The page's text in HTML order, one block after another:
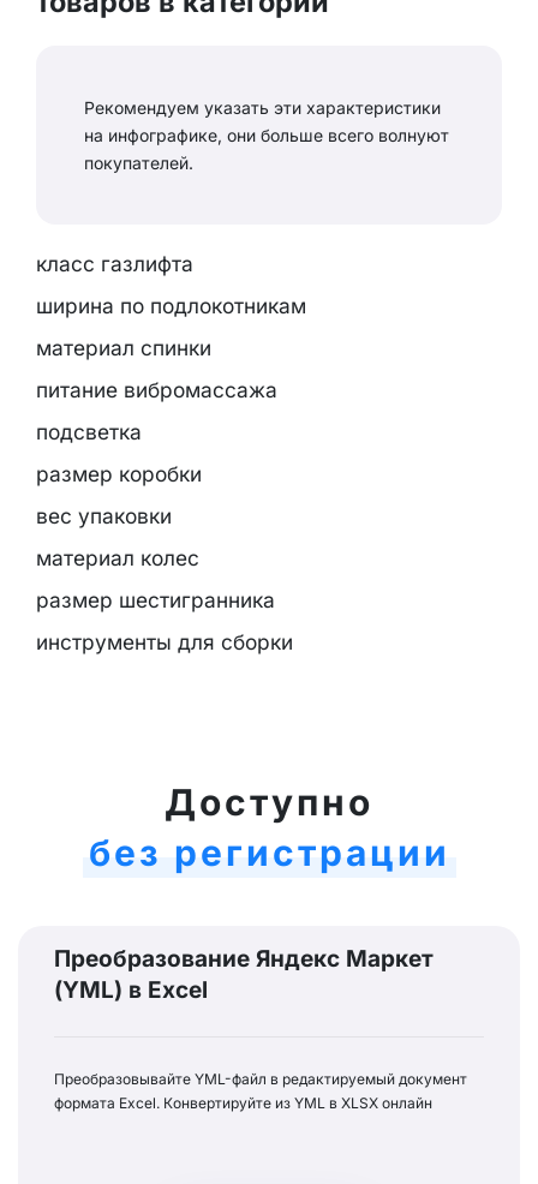
Рекомендуем указать эти характеристики
на инфографике, они больше всего волнуют
покупателей.
класс газлифта
ширина по подлокотникам
материал спинки
питание вибромассажа
подсветка
размер коробки
вес упаковки
материал колес
размер шестигранника
инструменты для сборки
Доступно
без регистрации
Преобразование Яндекс Маркет
(YML) в Excel
Преобразовывайте YML-файл в редактируемый документ
формата Excel. Конвертируйте из YML в XLSX онлайн